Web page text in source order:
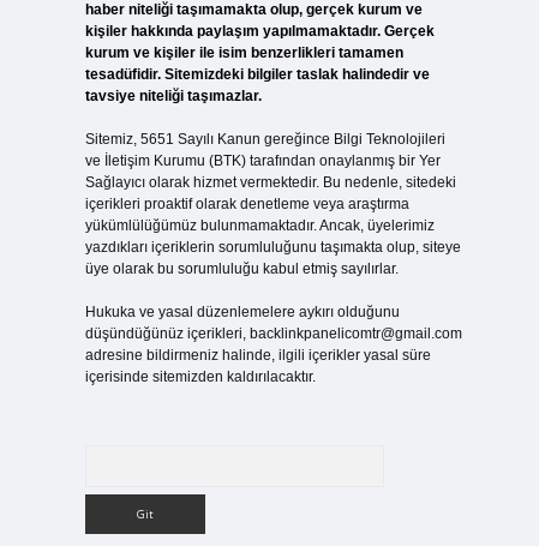
haber niteliği taşımamakta olup, gerçek kurum ve
kişiler hakkında paylaşım yapılmamaktadır. Gerçek
kurum ve kişiler ile isim benzerlikleri tamamen
tesadüfidir. Sitemizdeki bilgiler taslak halindedir ve
tavsiye niteliği taşımazlar.
Sitemiz, 5651 Sayılı Kanun gereğince Bilgi Teknolojileri
ve İletişim Kurumu (BTK) tarafından onaylanmış bir Yer
Sağlayıcı olarak hizmet vermektedir. Bu nedenle, sitedeki
içerikleri proaktif olarak denetleme veya araştırma
yükümlülüğümüz bulunmamaktadır. Ancak, üyelerimiz
yazdıkları içeriklerin sorumluluğunu taşımakta olup, siteye
üye olarak bu sorumluluğu kabul etmiş sayılırlar.
Hukuka ve yasal düzenlemelere aykırı olduğunu
düşündüğünüz içerikleri, backlinkpanelicomtr@gmail.com
adresine bildirmeniz halinde, ilgili içerikler yasal süre
içerisinde sitemizden kaldırılacaktır.